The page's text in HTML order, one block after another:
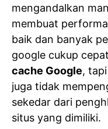
mengandalkan
membuat
baik dan banyak
google cukup
cache Google,
juga tidak
sekedar dari
situs yang dimiliki.